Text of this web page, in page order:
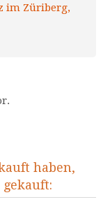
im Züriberg,
haben,